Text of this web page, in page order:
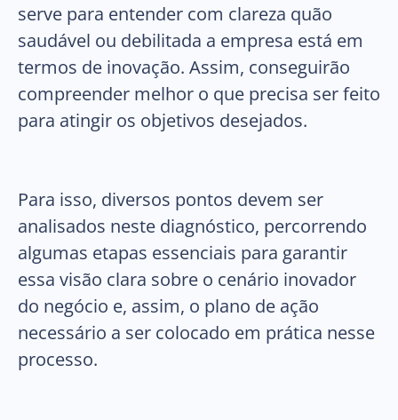
serve para entender com clareza quão
saudável ou debilitada a empresa está em
termos de inovação. Assim, conseguirão
compreender melhor o que precisa ser feito
para atingir os objetivos desejados.
Para isso, diversos pontos devem ser
analisados neste diagnóstico, percorrendo
algumas etapas essenciais para garantir
essa visão clara sobre o cenário inovador
do negócio e, assim, o plano de ação
necessário a ser colocado em prática nesse
processo.